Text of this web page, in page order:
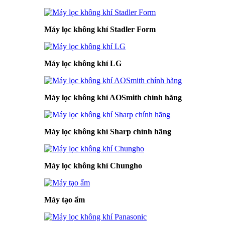
Máy lọc không khí Stadler Form
Máy lọc không khí LG
Máy lọc không khí AOSmith chính hãng
Máy lọc không khí Sharp chính hãng
Máy lọc không khí Chungho
Máy tạo ẩm